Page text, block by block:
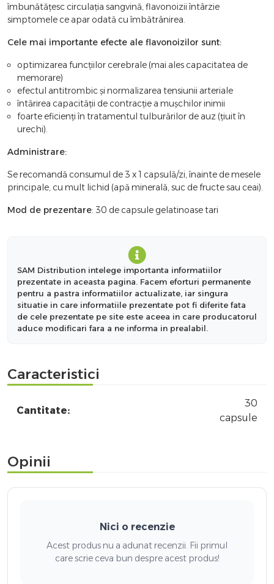
îmbunătățesc circulația sangvină, flavonoizii întârzie
simptomele ce apar odată cu îmbătrânirea.
Cele mai importante efecte ale flavonoizilor sunt:
optimizarea funcțiilor cerebrale (mai ales capacitatea de
memorare)
efectul antitrombic și normalizarea tensiunii arteriale
întărirea capacității de contracție a mușchilor inimii
foarte eficienți în tratamentul tulburărilor de auz (țiuit în
urechi).
Administrare:
Se recomandă consumul de 3 x 1 capsulă/zi, înainte de mesele
principale, cu mult lichid (apă minerală, suc de fructe sau ceai).
Mod de prezentare: 30 de capsule gelatinoase tari
SAM Distribution intelege importanta informatiilor
prezentate in aceasta pagina. Facem eforturi permanente
pentru a pastra informatiilor actualizate, iar singura
situatie in care informatiile prezentate pot fi diferite fata
de cele prezentate pe site este aceea in care producatorul
aduce modificari fara a ne informa in prealabil.
Caracteristici
Cantitate:
30
capsule
Opinii
Nici o recenzie
Acest produs nu a adunat recenzii. Fii primul
care scrie ceva bun despre acest produs!